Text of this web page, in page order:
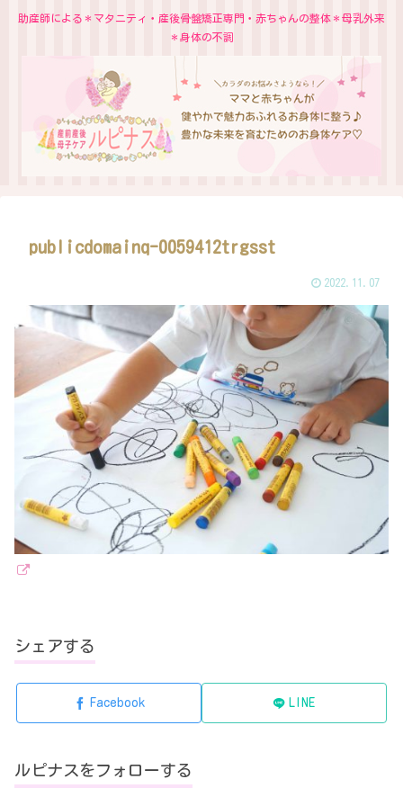
助産師による＊マタニティ・産後骨盤矯正専門・赤ちゃんの整体＊母乳外来
＊身体の不調
publicdomainq-0059412trgsst
2022.11.07
シェアする
Facebook LINE
ルピナスをフォローする